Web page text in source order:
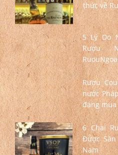
thức về
5 Lý Do
Rượu
Rượu
nước
đáng
6 Chai
Được
Nam